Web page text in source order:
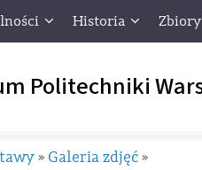
Historia
Politechniki
» Galeria zdjęć »